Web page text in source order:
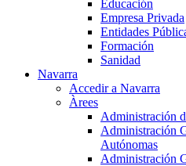
Educación
Empresa Privada
Entidades
Formación
Sanidad
Navarra
Accedir a Navarra
Àrees
Administración
Administración
Autónomas
Administración